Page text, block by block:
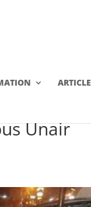
ARTICLE
Unair